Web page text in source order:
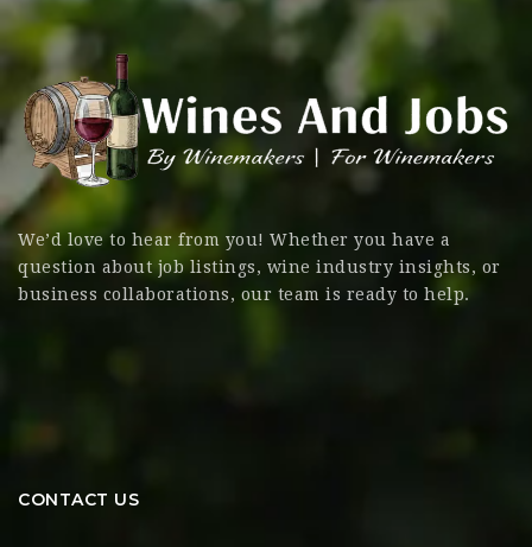
We’d love to hear from you! Whether you have a
question about job listings, wine industry insights, or
business collaborations, our team is ready to help.
CONTACT US